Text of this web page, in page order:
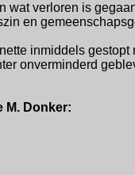
wat verloren is
en
inmiddels
onverminderd
M. Donker: